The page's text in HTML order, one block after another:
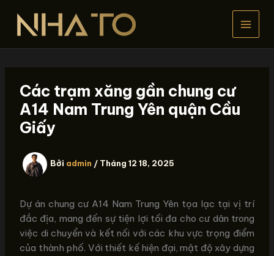
dung
Các trạm xăng gần chung cư
A14 Nam Trung Yên quận Cầu
Giấy
Bởi admin / Tháng 12 18, 2025
Dự án chung cư A14 Nam Trung Yên tọa lạc tại vị trí
đắc địa, mang đến sự tiện lợi tối đa cho cư dân trong
việc di chuyển và kết nối với các khu vực trọng điểm
của thành phố. Với thiết kế hiện đại, mật độ xây dựng